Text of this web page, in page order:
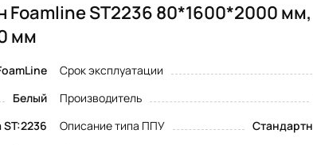
Foamline ST2236 80*1600*2000 мм,
мм
Срок эксплуатации
Белый Производитель
ST:2236 Описание типа ППУ